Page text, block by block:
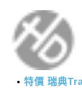
特價 瑞典